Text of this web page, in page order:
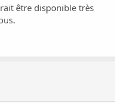
être disponible très